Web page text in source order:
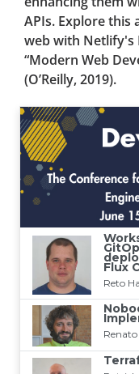
APIs. Explore this
web with Netlify's
“Modern Web
(O’Reilly, 2019).